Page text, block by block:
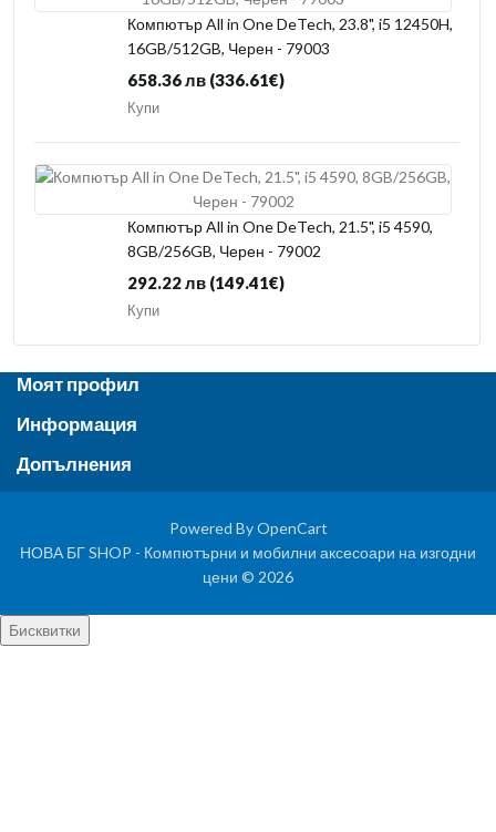
Компютър All in One DeTech, 23.8", i5 12450H,
16GB/512GB, Черен - 79003
658.36 лв (336.61€)
Купи
Компютър All in One DeTech, 21.5", i5 4590,
8GB/256GB, Черен - 79002
292.22 лв (149.41€)
Купи
Моят профил
Информация
Допълнения
Powered ByOpenCart
НОВА БГ SHOP - Компютърни и мобилни аксесоари на изгодни
цени © 2026
Бисквитки